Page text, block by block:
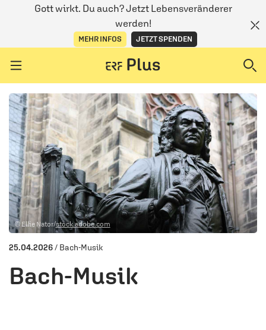
Gott wirkt. Du auch? Jetzt Lebensveränderer
werden!
MEHR INFOS JETZT SPENDEN
ERZÄHL MAL
AUDIOTHEK
PROGRAMM
MITMACHEN
© Ellie Nator/stock.adobe.com
25.04.2026/ Bach-Musik
Bach-Musik